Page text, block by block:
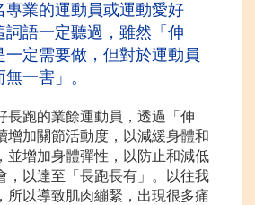
專業的運動員或運動愛好
詞語一定聽過，雖然「伸
一定需要做，但對於運動員
無一害」。
長跑的業餘運動員，透過「伸
增加關節活動度，以減緩身體和
並增加身體彈性，以防止和減低
，以達至「長跑長有」。以往我
所以導致肌肉繃緊，出現很多痛